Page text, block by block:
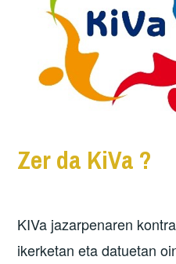
Zer da KiVa ?
KIVa jazarpenaren
ikerketan eta datuetan